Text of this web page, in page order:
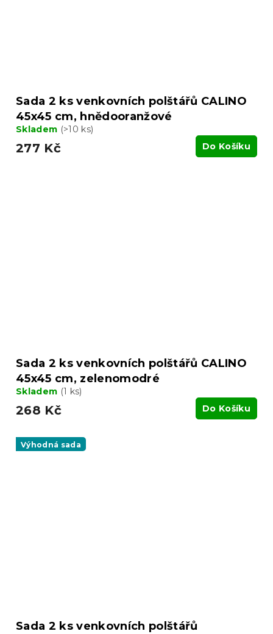
Sada 2 ks venkovních polštářů CALINO
45x45 cm, hnědooranžové
Skladem (>10 ks)
277 Kč Do Košíku
Sada 2 ks venkovních polštářů CALINO
45x45 cm, zelenomodré
Skladem (1 ks)
268 Kč Do Košíku
Výhodná sada
Sada 2 ks venkovních polštářů